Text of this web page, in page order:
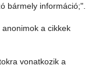
bármely információ;".
a cikkek
vonatkozik a